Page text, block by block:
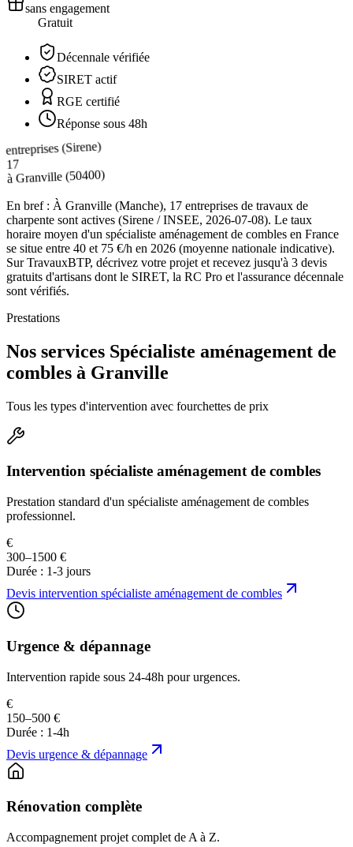
sans engagement
Gratuit
Décennale vérifiée
SIRET actif
RGE certifié
Réponse sous 48h
entreprises (Sirene)
17
àGranville(50400)
En bref : À Granville (Manche), 17 entreprises de travaux de
charpente sont actives (Sirene / INSEE, 2026-07-08). Le taux
horaire moyen d'un spécialiste aménagement de combles en France
se situe entre 40 et 75 €/h en 2026 (moyenne nationale indicative).
Sur TravauxBTP, décrivez votre projet et recevez jusqu'à 3 devis
gratuits d'artisans dont le SIRET, la RC Pro et l'assurance décennale
sont vérifiés.
Prestations
Nos services Spécialiste aménagement de
combles à Granville
Tous les types d'intervention avec fourchettes de prix
Intervention spécialiste aménagement de combles
Prestation standard d'un spécialiste aménagement de combles
professionnel.
€
300–1500 €
Durée : 1-3 jours
Devis intervention spécialiste aménagement de combles
Urgence & dépannage
Intervention rapide sous 24-48h pour urgences.
€
150–500 €
Durée : 1-4h
Devis urgence & dépannage
Rénovation complète
Accompagnement projet complet de A à Z.